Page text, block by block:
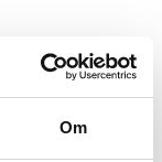
Om
- BILLY